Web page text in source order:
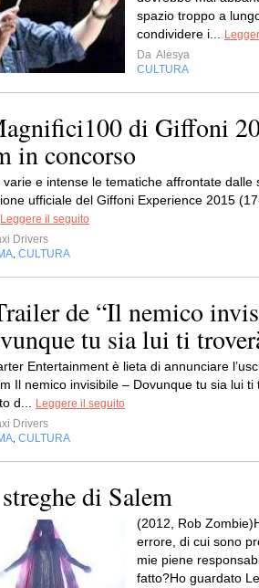
spazio troppo a
condividere i...
Da Alesya
CULTURA
di Giffoni
in concorso
varie e intense le tematiche affrontate dalle
ufficiale del Giffoni Experience 2015
Leggere il seguito
Drivers
CULTURA
de “Il nemico
tu sia lui ti
Entertainment è lieta di annunciare
Il nemico invisibile – Dovunque tu sia lui ti
d...
Leggere il seguito
Drivers
CULTURA
di Salem
(2012, Rob
errore, di cui sono
mie piene
fatto?Ho guardato